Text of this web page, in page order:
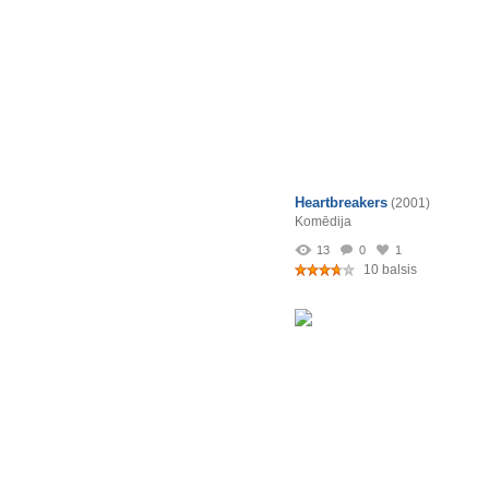
Heartbreakers (2001)
Komēdija
13 0 1
10 balsis